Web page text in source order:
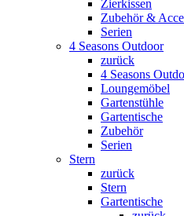
Zierkissen
Zubehör &
Serien
4 Seasons Outdoor
zurück
4 Seasons
Loungemöbel
Gartenstühle
Gartentische
Zubehör
Serien
Stern
zurück
Stern
Gartentische